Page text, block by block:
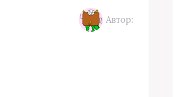
Автор: